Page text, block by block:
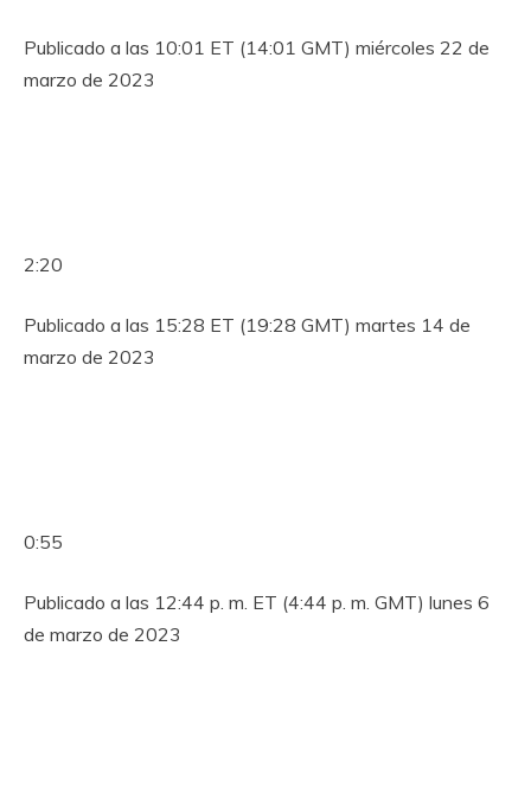
Publicado a las 10:01 ET (14:01 GMT) miércoles 22 de
marzo de 2023
2:20
Publicado a las 15:28 ET (19:28 GMT) martes 14 de
marzo de 2023
0:55
Publicado a las 12:44 p. m. ET (4:44 p. m. GMT) lunes 6
de marzo de 2023